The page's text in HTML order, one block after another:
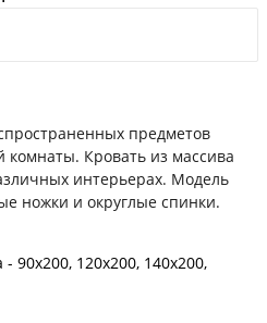
предметов
комнаты. Кровать из массива
интерьерах. Модель
ножки и округлые спинки.
- 90х200, 120х200, 140х200,